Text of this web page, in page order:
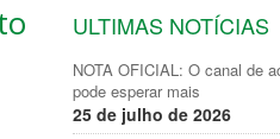
ULTIMAS NOTÍCIAS
NOTA OFICIAL: O canal de
pode esperar mais
25 de julho de 2026